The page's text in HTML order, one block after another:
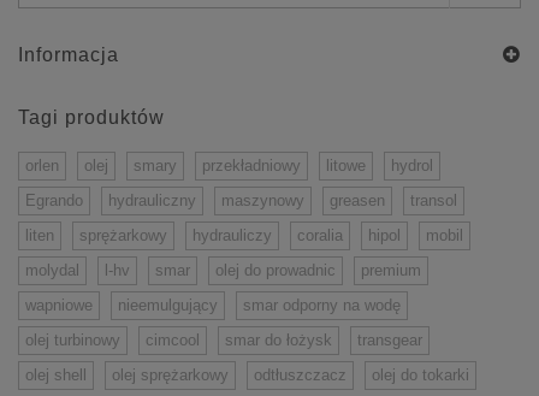
Informacja
Tagi produktów
orlen olej smary przekładniowy litowe
hydrol
Egrando
hydrauliczny maszynowy greasen
transol
liten
sprężarkowy hydrauliczy coralia hipol
mobil
molydal
l-hv smar olej do prowadnic
premium
wapniowe
nieemulgujący
smar odporny na wodę
olej turbinowy
cimcool smar do łożysk
transgear
olej shell
olej sprężarkowy odtłuszczacz olej do tokarki